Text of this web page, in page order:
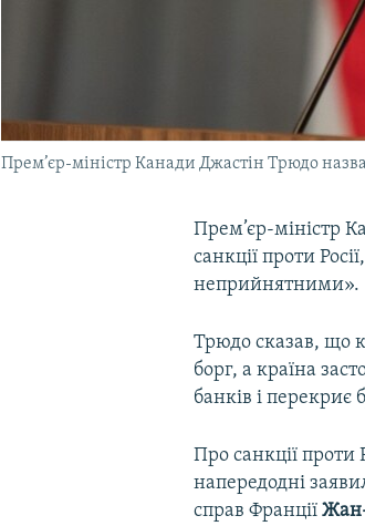
Прем’єр-міністр Канади Джастін Трюдо
Прем’єр-міністр
санкції проти
неприйнятними».
Трюдо сказав, що
борг, а країна
банків і перекриє
Про санкції проти
напередодні
справ Франції